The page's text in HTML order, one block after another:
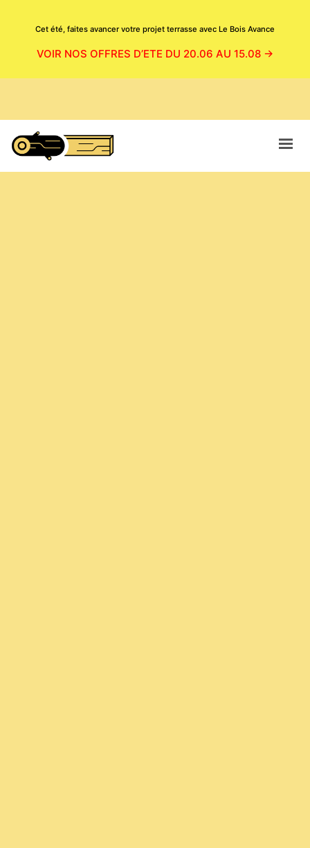
Cet été, faites avancer votre projet terrasse avec Le Bois Avance
VOIR NOS OFFRES D’ETE DU 20.06 AU 15.08 →
ACCUEIL